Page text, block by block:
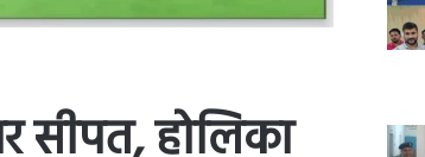
सीपत, होलिका